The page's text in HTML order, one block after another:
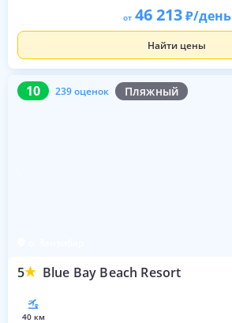
от 46 213 /день
Найти цены
10 239 оценок Пляжный
5 Blue Bay Beach Resort
10 239 оценок
40 км